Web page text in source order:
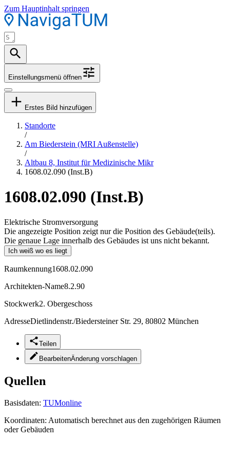
Zum Hauptinhalt springen
Einstellungsmenü öffnen
Erstes Bild hinzufügen
Standorte
/
Am Biederstein (MRI Außenstelle)
/
Altbau 8, Institut für Medizinische Mikr
1608.02.090 (Inst.B)
1608.02.090 (Inst.B)
Elektrische Stromversorgung
Die angezeigte Position zeigt nur die Position des Gebäude(teils).
Die genaue Lage innerhalb des Gebäudes ist uns nicht bekannt.
Ich weiß wo es liegt
Raumkennung1608.02.090
Architekten-Name8.2.90
Stockwerk2. Obergeschoss
AdresseDietlindenstr./Biedersteiner Str. 29, 80802 München
Teilen
BearbeitenÄnderung vorschlagen
Quellen
Basisdaten: TUMonline
Koordinaten: Automatisch berechnet aus den zugehörigen Räumen
oder Gebäuden